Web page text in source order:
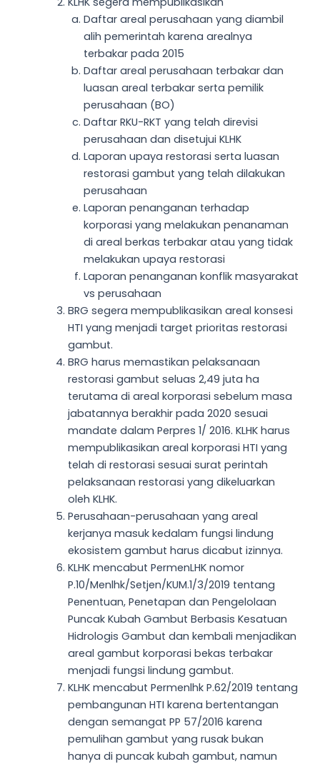
Daftar areal perusahaan yang diambil
alih pemerintah karena arealnya
terbakar pada 2015
Daftar areal perusahaan terbakar dan
luasan areal terbakar serta pemilik
perusahaan (BO)
Daftar RKU-RKT yang telah direvisi
perusahaan dan disetujui KLHK
Laporan upaya restorasi serta luasan
restorasi gambut yang telah dilakukan
perusahaan
Laporan penanganan terhadap
korporasi yang melakukan penanaman
di areal berkas terbakar atau yang tidak
melakukan upaya restorasi
Laporan penanganan konflik masyarakat
vs perusahaan
BRG segera mempublikasikan areal konsesi
HTI yang menjadi target prioritas restorasi
gambut.
BRG harus memastikan pelaksanaan
restorasi gambut seluas 2,49 juta ha
terutama di areal korporasi sebelum masa
jabatannya berakhir pada 2020 sesuai
mandate dalam Perpres 1/ 2016. KLHK harus
mempublikasikan areal korporasi HTI yang
telah di restorasi sesuai surat perintah
pelaksanaan restorasi yang dikeluarkan
oleh KLHK.
Perusahaan-perusahaan yang areal
kerjanya masuk kedalam fungsi lindung
ekosistem gambut harus dicabut izinnya.
KLHK mencabut PermenLHK nomor
P.10/Menlhk/Setjen/KUM.1/3/2019 tentang
Penentuan, Penetapan dan Pengelolaan
Puncak Kubah Gambut Berbasis Kesatuan
Hidrologis Gambut dan kembali menjadikan
areal gambut korporasi bekas terbakar
menjadi fungsi lindung gambut.
KLHK mencabut Permenlhk P.62/2019 tentang
pembangunan HTI karena bertentangan
dengan semangat PP 57/2016 karena
pemulihan gambut yang rusak bukan
hanya di puncak kubah gambut, namun